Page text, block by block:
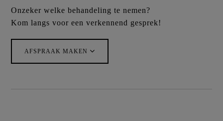
Onzeker welke behandeling te nemen?
Kom langs voor een verkennend gesprek!
AFSPRAAK MAKEN